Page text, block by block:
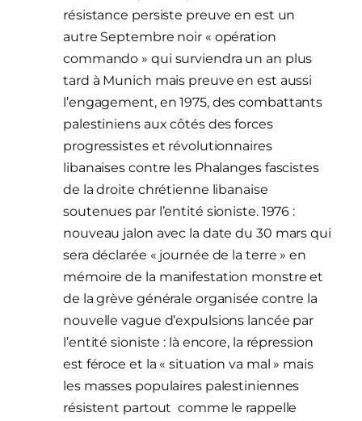
résistance persiste preuve en est un
autre Septembre noir « opération
commando » qui surviendra un an plus
tard à Munich mais preuve en est aussi
l’engagement, en 1975, des combattants
palestiniens aux côtés des forces
progressistes et révolutionnaires
libanaises contre les Phalanges fascistes
de la droite chrétienne libanaise
soutenues par l’entité sioniste. 1976 :
nouveau jalon avec la date du 30 mars qui
sera déclarée « journée de la terre » en
mémoire de la manifestation monstre et
de la grève générale organisée contre la
nouvelle vague d’expulsions lancée par
l’entité sioniste : là encore, la répression
est féroce et la « situation va mal » mais
les masses populaires palestiniennes
résistent partout comme le rappelle